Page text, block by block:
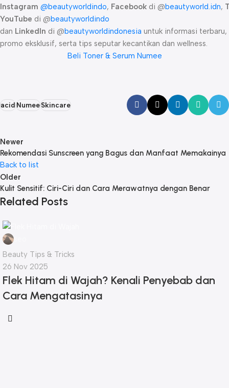
Instagram @beautyworldindo, Facebook di @beautyworld.idn,
YouTube di @beautyworldindo
dan LinkedIn di @beautyworldindonesia untuk informasi terbaru,
promo eksklusif, serta tips seputar kecantikan dan wellness.
Beli Toner & Serum Numee
acid NumeeSkincare
Newer
Rekomendasi Sunscreen yang Bagus dan Manfaat Memakainya
Back to list
Older
Kulit Sensitif: Ciri-Ciri dan Cara Merawatnya dengan Benar
Related Posts
Beauty Tips & Tricks
26 Nov 2025
Flek Hitam di Wajah? Kenali Penyebab dan
Cara Mengatasinya